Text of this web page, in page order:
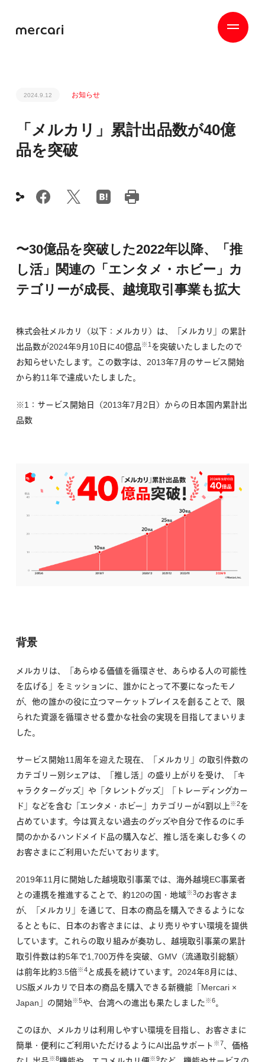
2024.9.12 お知らせ
「メルカリ」累計出品数が40億
品を突破
〜30億品を突破した2022年以降、「推
し活」関連の「エンタメ・ホビー」カ
テゴリーが成長、越境取引事業も拡大
株式会社メルカリ（以下：メルカリ）は、「メルカリ」の累計
出品数が2024年9月10日に40億品※1 を突破いたしましたので
お知らせいたします。この数字は、2013年7月のサービス開始
から約11年で達成いたしました。
※1：サービス開始日（2013年7月2日）からの日本国内累計出
品数
背景
メルカリは、「あらゆる価値を循環させ、あらゆる人の可能性
を広げる」をミッションに、誰かにとって不要になったモノ
が、他の誰かの役に立つマーケットプレイスを創ることで、限
られた資源を循環させる豊かな社会の実現を目指してまいりま
した。
サービス開始11周年を迎えた現在、「メルカリ」の取引件数の
カテゴリー別シェアは、「推し活」の盛り上がりを受け、「キ
ャラクターグッズ」や「タレントグッズ」「トレーディングカー
ド」などを含む「エンタメ・ホビー」カテゴリーが4割以上※2を
占めています。今は買えない過去のグッズや自分で作るのに手
間のかかるハンドメイド品の購入など、推し活を楽しむ多くの
お客さまにご利用いただいております。
2019年11月に開始した越境取引事業では、海外越境EC事業者
との連携を推進することで、約120の国・地域※3のお客さま
が、「メルカリ」を通じて、日本の商品を購入できるようにな
るとともに、日本のお客さまには、より売りやすい環境を提供
しています。これらの取り組みが奏功し、越境取引事業の累計
取引件数は約5年で1,700万件を突破、GMV（流通取引総額）
は前年比約3.5倍※4と成長を続けています。2024年8月には、
US版メルカリで日本の商品を購入できる新機能「Mercari ×
Japan」の開始※5や、台湾への進出も果たしました※6。
このほか、メルカリは利用しやすい環境を目指し、お客さまに
簡単・便利にご利用いただけるようにAI出品サポート ※7、価格
※8 ※9